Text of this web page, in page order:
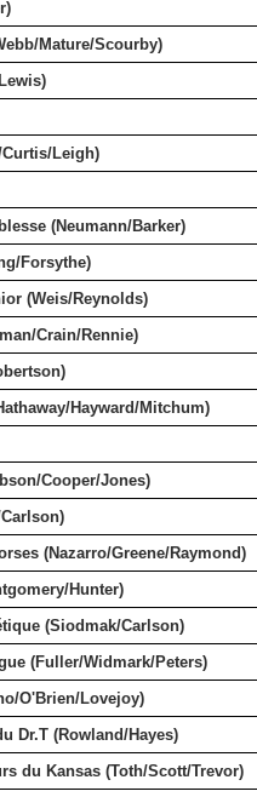
Mature/Scourby)
Leigh)
(Neumann/Barker)
Forsythe)
(Weis/Reynolds)
Crain/Rennie)
Hayward/Mitchum)
Cooper/Jones)
(Nazarro/Greene/Raymond)
Hunter)
(Siodmak/Carlson)
(Fuller/Widmark/Peters)
O'Brien/Lovejoy)
Dr.T (Rowland/Hayes)
du Kansas (Toth/Scott/Trevor)